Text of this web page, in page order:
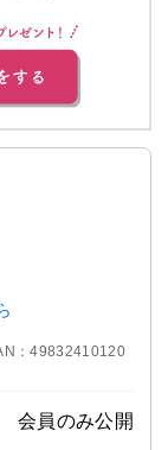
：49832410120
会員のみ公開